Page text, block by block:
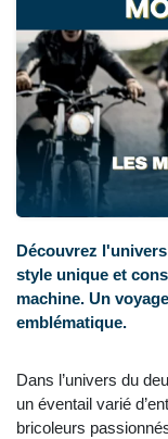
Découvrez
style unique et
machine. Un
emblématique.
Dans l’univers du
un éventail varié
bricoleurs